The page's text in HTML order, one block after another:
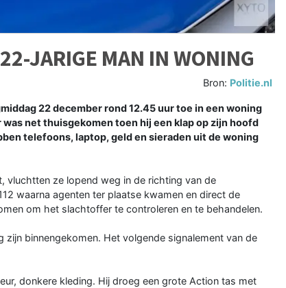
JARIGE MAN IN WONING
Bron: Politie.nl
22 december rond 12.45 uur toe in een woning
net thuisgekomen toen hij een klap op zijn hoofd
telefoons, laptop, geld en sieraden uit de woning
vluchtten ze lopend weg in de richting van de
waarna agenten ter plaatse kwamen en direct de
om het slachtoffer te controleren en te behandelen.
binnengekomen. Het volgende signalement van de
donkere kleding. Hij droeg een grote Action tas met